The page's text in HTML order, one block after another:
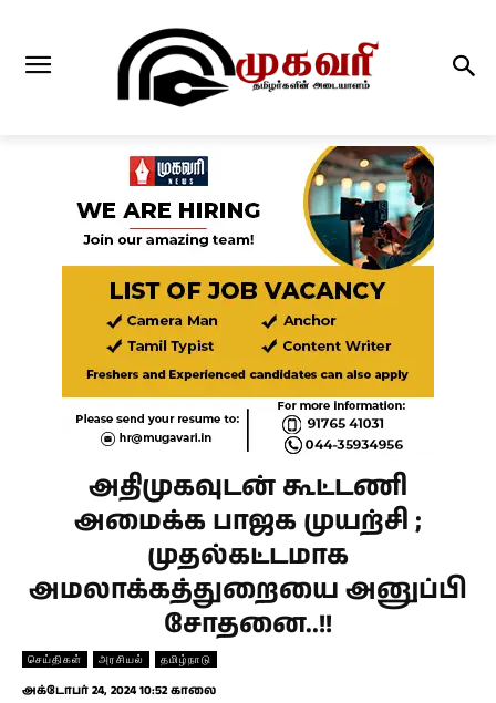
அதிமுகவுடன் கூட்டணி
அமைக்க பாஜக முயற்சி ;
முதல்கட்டமாக
அமலாக்கத்துறையை அனுப்பி
சோதனை..!!
செய்திகள் அரசியல் தமிழ்நாடு
அக்டோபர் 24, 2024 10:52 காலை